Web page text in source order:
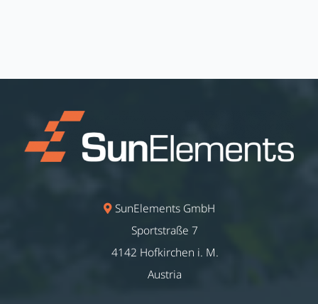
SunElements GmbH
Sportstraße 7
4142 Hofkirchen i. M.
Austria